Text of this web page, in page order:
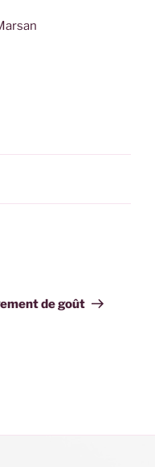
de goût